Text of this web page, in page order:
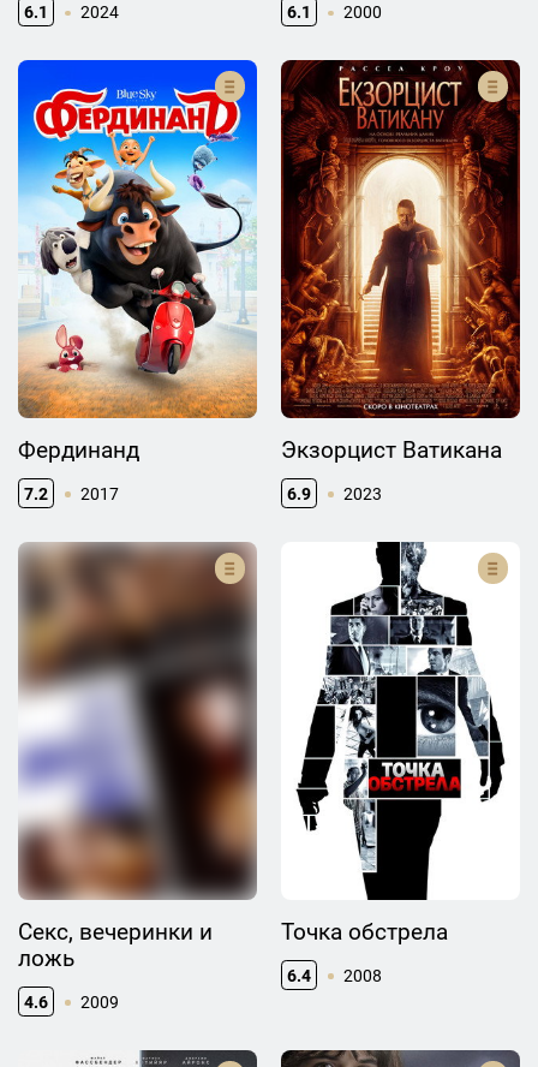
6.1 2024 6.1 2000
Фердинанд
7.2 2017
Экзорцист Ватикана
6.9 2023
Секс, вечеринки и
ложь
4.6 2009
Точка обстрела
6.4 2008